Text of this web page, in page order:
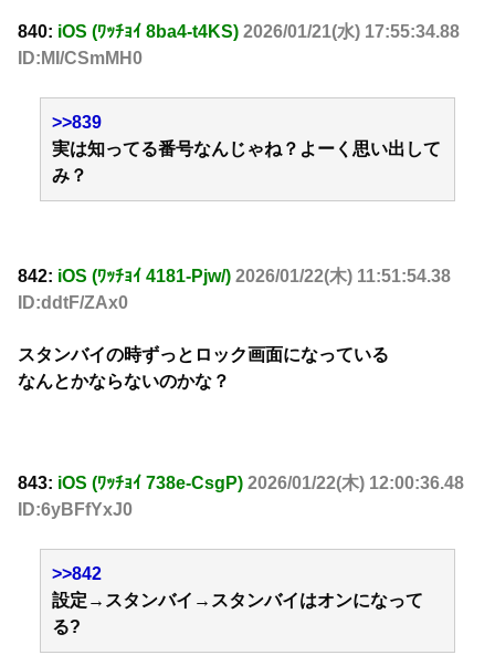
840: iOS (ﾜｯﾁｮｲ 8ba4-t4KS) 2026/01/21(水) 17:55:34.88
ID:MI/CSmMH0
>>839
実は知ってる番号なんじゃね？よーく思い出して
み？
842: iOS (ﾜｯﾁｮｲ 4181-Pjw/) 2026/01/22(木) 11:51:54.38
ID:ddtF/ZAx0
スタンバイの時ずっとロック画面になっている
なんとかならないのかな？
843: iOS (ﾜｯﾁｮｲ 738e-CsgP) 2026/01/22(木) 12:00:36.48
ID:6yBFfYxJ0
>>842
設定→スタンバイ→スタンバイはオンになって
る?